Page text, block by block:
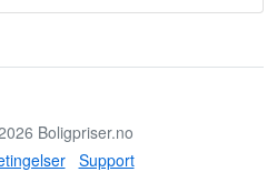
Boligpriser.no
Support